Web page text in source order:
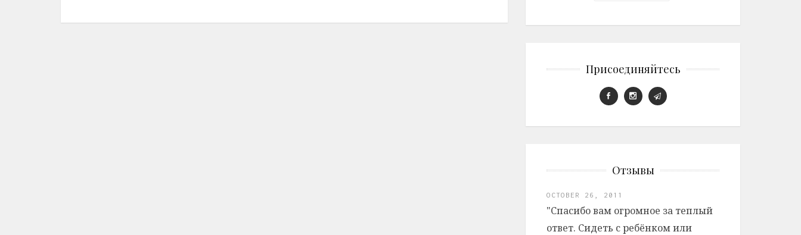
Присоединяйтесь
Отзывы
OCTOBER 26, 2011
"Спасибо вам огромное за теплый
ответ. Сидеть с ребёнком или